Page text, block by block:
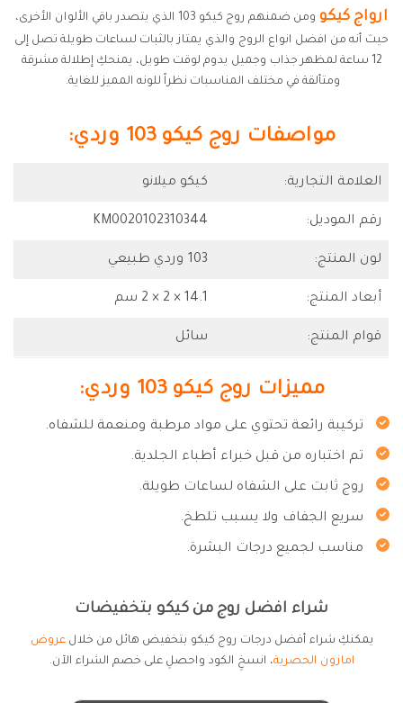
ارواج كيكو
ومن ضمنهم روج كيكو 103 الذي يتصدر باقي الألوان الأخرى،
حيث أنه من افضل انواع الروج والذي يمتاز بالثبات لساعات طويلة تصل إلى
12 ساعة لمظهر جذاب وجميل يدوم لوقت طويل، يمنحكِ إطلالة مشرقة
ومتألقة في مختلف المناسبات نظراً للونه المميز للغاية.
مواصفات روج كيكو 103 وردي:
العلامة التجارية: كيكو ميلانو
رقم الموديل: KM0020102310344
لون المنتج: 103 وردي طبيعي
أبعاد المنتج: 14.1 × 2 × 2 سم
قوام المنتج: سائل
مميزات روج كيكو 103 وردي:
تركيبة رائعة تحتوي على مواد مرطبة ومنعمة للشفاه.
تم اختباره من قبل خبراء أطباء الجلدية.
روج ثابت على الشفاه لساعات طويلة.
سريع الجفاف ولا يسبب تلطخ.
مناسب لجميع درجات البشرة.
شراء افضل روج من كيكو بتخفيضات
يمكنكِ شراء أفضل درجات روج كيكو بتخفيض هائل من خلالعروض
امازون الحصرية، انسخِ الكود واحصلِ على خصم الشراء الآن.